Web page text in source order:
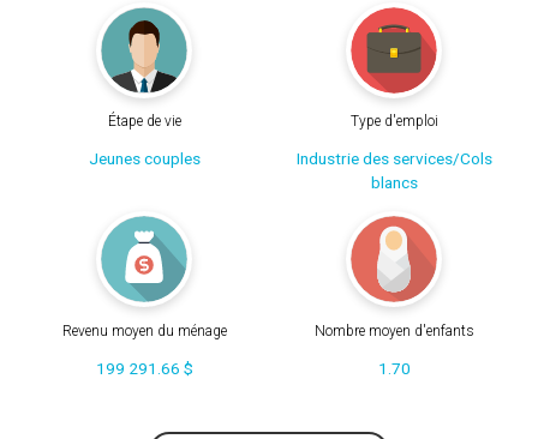
Étape de vie
Jeunes couples
Type d'emploi
Industrie des services/Cols
blancs
Revenu moyen du ménage
199 291.66 $
Nombre moyen d'enfants
1.70